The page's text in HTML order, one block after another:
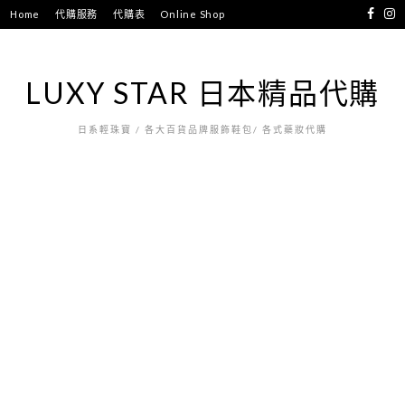
跳
至
Home 代購服務 代購表 Online Shop
LUXY STAR 日本精品代購
日系輕珠寶 / 各大百貨品牌服飾鞋包/ 各式藥妝代購